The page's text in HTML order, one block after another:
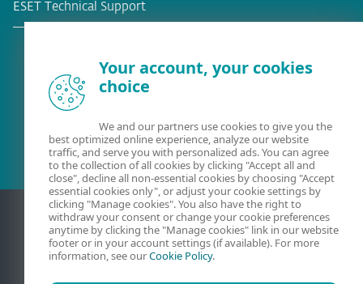
ESET Technical Support
Your account, your cookies
choice
We and our partners use cookies to give you the
best optimized online experience, analyze our website
traffic, and serve you with personalized ads. You can agree
to the collection of all cookies by clicking "Accept all and
close", decline all non-essential cookies by choosing "Accept
essential cookies only", or adjust your cookie settings by
clicking "Manage cookies". You also have the right to
withdraw your consent or change your cookie preferences
anytime by clicking the "Manage cookies" link in our website
footer or in your account settings (if available). For more
information, see ourCookie Policy.